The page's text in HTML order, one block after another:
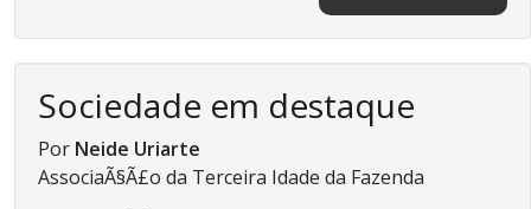
Sociedade em destaque
Por Neide Uriarte
AssociaÃ§Ã£o da Terceira Idade da Fazenda